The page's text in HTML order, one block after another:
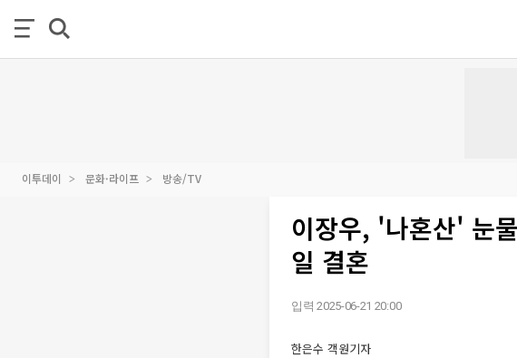
이투데이 문화·라이프 방송/TV
이장우, '나혼산' 눈
일 결혼
입력 2025-06-21 20:00
한은수 객원기자